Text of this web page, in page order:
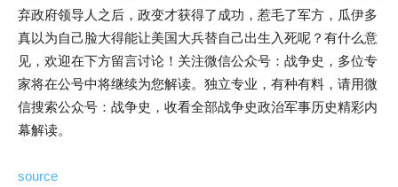
弃政府领导人之后，政变才获得了成功，惹毛了军方，瓜伊多
真以为自己脸大得能让美国大兵替自己出生入死呢？有什么意
见，欢迎在下方留言讨论！关注微信公众号：战争史，多位专
家将在公号中将继续为您解读。独立专业，有种有料，请用微
信搜索公众号：战争史，收看全部战争史政治军事历史精彩内
幕解读。
source